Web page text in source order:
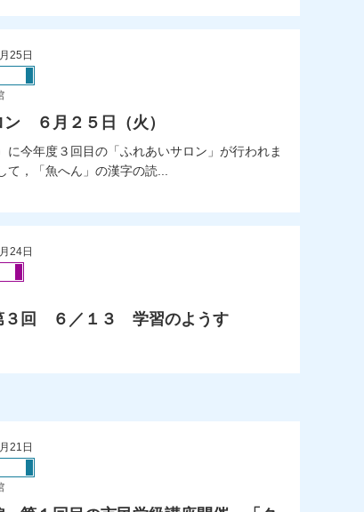
25日
ン ６月２５日（火）
に今年度３回目の「ふれあいサロン」が行われま
て，「魚へん」の漢字の読...
24日
回 ６／１３ 学習のようす
21日